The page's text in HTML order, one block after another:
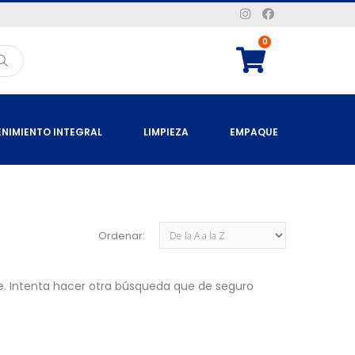
0
INTEGRAL LIMPIEZA EMPAQUE
Ordenar:
Intenta hacer otra búsqueda que de seguro